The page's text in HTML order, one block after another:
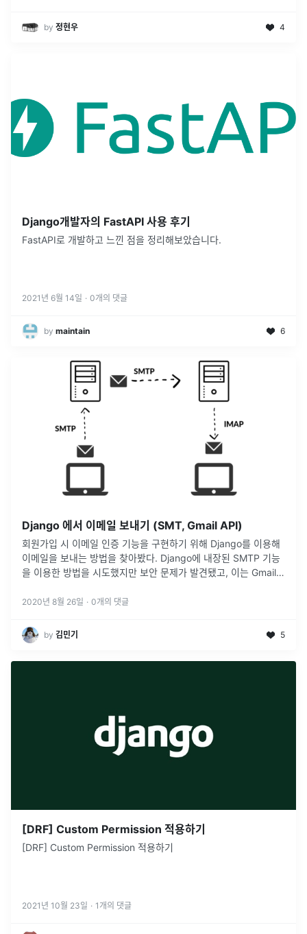
by 정현우 4
Django개발자의 FastAPI 사용 후기
FastAPI로 개발하고 느낀 점을 정리해보았습니다.
2021년 6월 14일 · 0개의 댓글
by maintain 6
Django 에서 이메일 보내기 (SMT, Gmail API)
회원가입 시 이메일 인증 기능을 구현하기 위해 Django를 이용해
이메일을 보내는 방법을 찾아봤다. Django에 내장된 SMTP 기능
을 이용한 방법을 시도했지만 보안 문제가 발견됐고, 이는 Gmail
2020년 8월 26일 · 0개의 댓글
by 김민기 5
[DRF] Custom Permission 적용하기
[DRF] Custom Permission 적용하기
2021년 10월 23일 · 1 개의 댓글